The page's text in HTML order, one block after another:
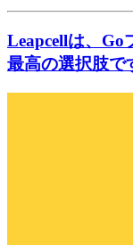
Leapcellは、Go
最高の選択肢で